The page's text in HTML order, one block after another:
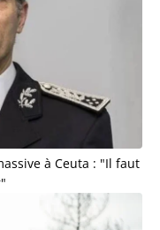
à Ceuta : "Il faut